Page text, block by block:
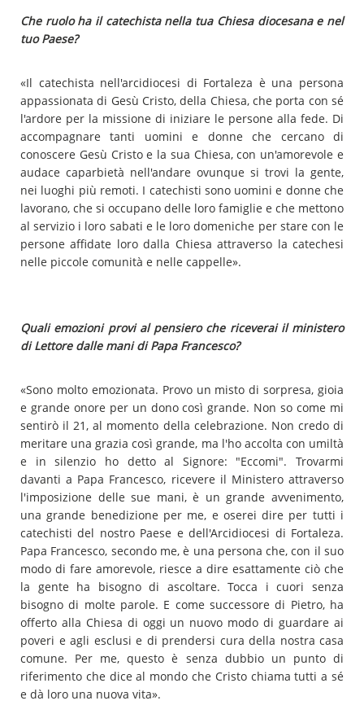
Che ruolo ha il catechista nella tua Chiesa diocesana e nel
tuo Paese?
«Il catechista nell'arcidiocesi di Fortaleza è una persona
appassionata di Gesù Cristo, della Chiesa, che porta con sé
l'ardore per la missione di iniziare le persone alla fede. Di
accompagnare tanti uomini e donne che cercano di
conoscere Gesù Cristo e la sua Chiesa, con un'amorevole e
audace caparbietà nell'andare ovunque si trovi la gente,
nei luoghi più remoti. I catechisti sono uomini e donne che
lavorano, che si occupano delle loro famiglie e che mettono
al servizio i loro sabati e le loro domeniche per stare con le
persone affidate loro dalla Chiesa attraverso la catechesi
nelle piccole comunità e nelle cappelle».
Quali emozioni provi al pensiero che riceverai il ministero
di Lettore dalle mani di Papa Francesco?
«Sono molto emozionata. Provo un misto di sorpresa, gioia
e grande onore per un dono così grande. Non so come mi
sentirò il 21, al momento della celebrazione. Non credo di
meritare una grazia così grande, ma l'ho accolta con umiltà
e in silenzio ho detto al Signore: "Eccomi". Trovarmi
davanti a Papa Francesco, ricevere il Ministero attraverso
l'imposizione delle sue mani, è un grande avvenimento,
una grande benedizione per me, e oserei dire per tutti i
catechisti del nostro Paese e dell'Arcidiocesi di Fortaleza.
Papa Francesco, secondo me, è una persona che, con il suo
modo di fare amorevole, riesce a dire esattamente ciò che
la gente ha bisogno di ascoltare. Tocca i cuori senza
bisogno di molte parole. E come successore di Pietro, ha
offerto alla Chiesa di oggi un nuovo modo di guardare ai
poveri e agli esclusi e di prendersi cura della nostra casa
comune. Per me, questo è senza dubbio un punto di
riferimento che dice al mondo che Cristo chiama tutti a sé
e dà loro una nuova vita».